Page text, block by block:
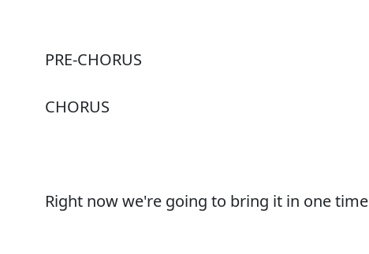
PRE-CHORUS
CHORUS
Right now we're going to bring it in one time